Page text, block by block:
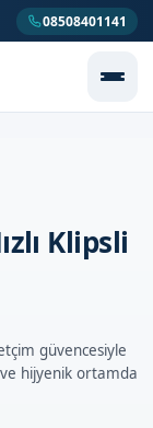
08508401141
Klipsli
güvencesiyle
hijyenik ortamda